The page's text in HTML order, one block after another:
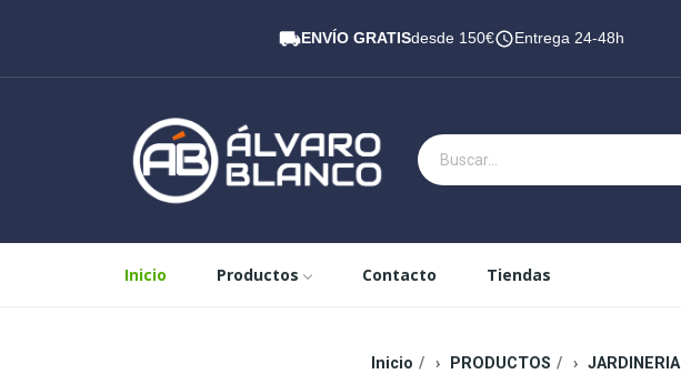
ENVÍO GRATISdesde 150€ Entrega 24-48h
Inicio Productos Contacto Tiendas
Inicio PRODUCTOS JARDINERIA